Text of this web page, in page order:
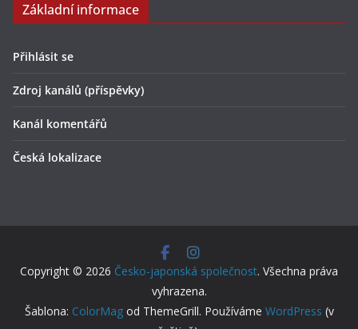
Základní informace
Přihlásit se
Zdroj kanálů (příspěvky)
Kanál komentářů
Česká lokalizace
Copyright © 2026 Česko-japonská společnost. Všechna práva
vyhrazena.
Šablona: ColorMagod ThemeGrill. Používáme WordPress (v